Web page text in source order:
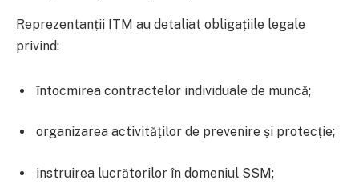
Reprezentanții ITM au detaliat obligațiile legale
privind:
întocmirea contractelor individuale de muncă;
organizarea activităților de prevenire și protecție;
instruirea lucrătorilor în domeniul SSM;